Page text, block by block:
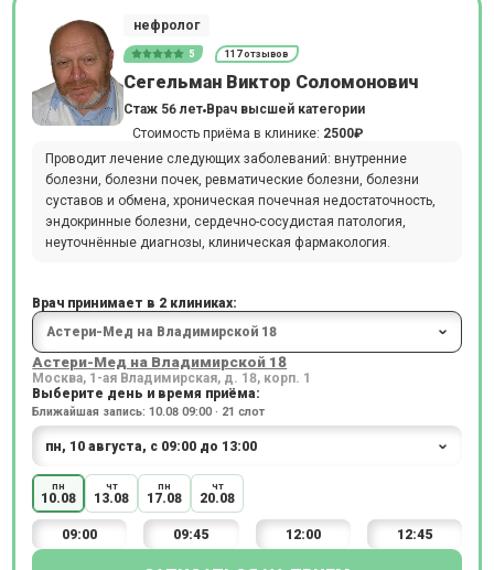
нефролог
5 117 отзывов
Сегельман Виктор Соломонович
Стаж 56 лет Врач высшей категории
Стоимость приёма в клинике: 2500₽
Проводит лечение следующих заболеваний: внутренние
болезни, болезни почек, ревматические болезни, болезни
суставов и обмена, хроническая почечная недостаточность,
эндокринные болезни, сердечно-сосудистая патология,
неуточнённые диагнозы, клиническая фармакология.
Врач принимает в 2 клиниках:
Астери-Мед на Владимирской 18
Москва, 1-ая Владимирская, д. 18, корп. 1
Выберите день и время приёма:
Ближайшая запись: 10.08 09:00 · 21 слот
пн
10.08
чт
13.08
пн
17.08
чт
20.08
09:00 09:45 12:00 12:45